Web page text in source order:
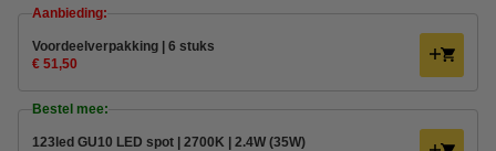
Aanbieding:
Voordeelverpakking | 6 stuks
€ 51,50
Bestel mee:
123led GU10 LED spot | 2700K | 2.4W (35W)